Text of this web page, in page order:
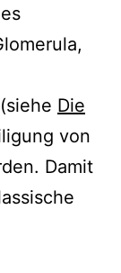
Die
von
Damit